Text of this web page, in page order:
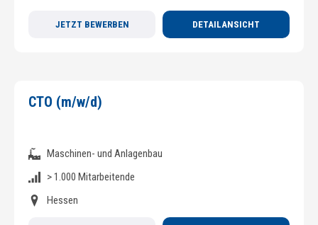
JETZT BEWERBEN DETAILANSICHT
CTO (m/w/d)
Maschinen- und Anlagenbau
> 1.000 Mitarbeitende
Hessen